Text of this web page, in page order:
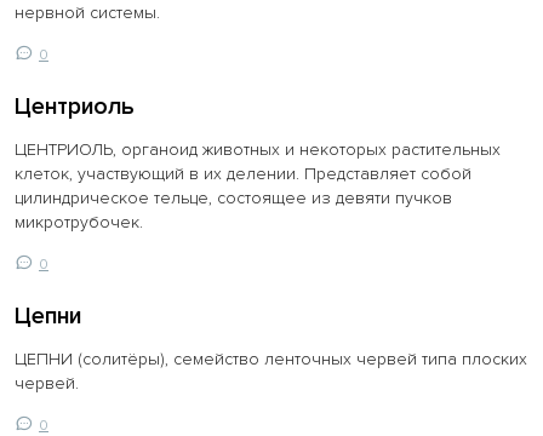
нервной системы.
0
Центриоль
ЦЕНТРИОЛЬ, органоид животных и некоторых растительных
клеток, участвующий в их делении. Представляет собой
цилиндрическое тельце, состоящее из девяти пучков
микротрубочек.
0
Цепни
ЦЕПНИ (солитёры), семейство ленточных червей типа плоских
червей.
0